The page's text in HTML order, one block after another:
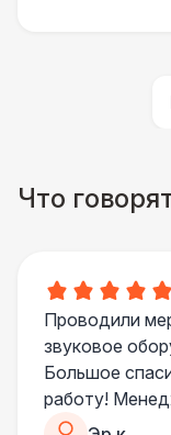
Что
Проводили
звуковое
Большое
работу!
качественно